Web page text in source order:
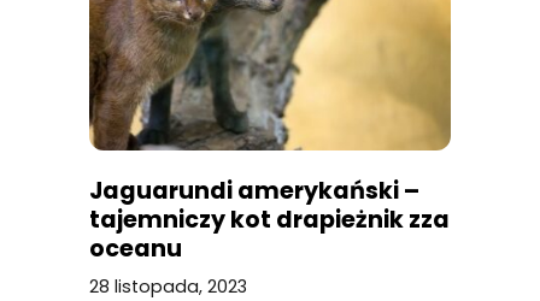
Jaguarundi amerykański –
tajemniczy kot drapieżnik zza
oceanu
28 listopada, 2023